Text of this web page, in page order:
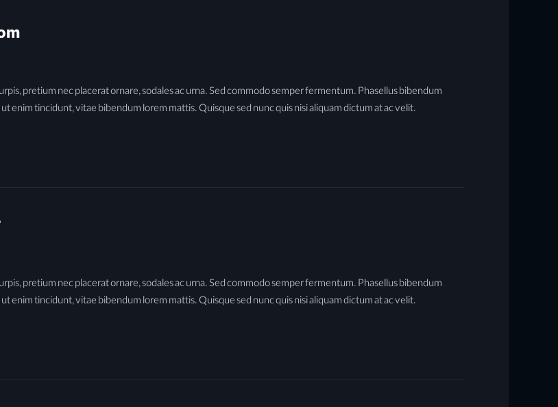
pretium nec placerat ornare, sodales ac urna. Sed commodo semper fermentum. Phasellus bibendum
enim tincidunt, vitae bibendum lorem mattis. Quisque sed nunc quis nisi aliquam dictum at ac velit.
pretium nec placerat ornare, sodales ac urna. Sed commodo semper fermentum. Phasellus bibendum
enim tincidunt, vitae bibendum lorem mattis. Quisque sed nunc quis nisi aliquam dictum at ac velit.